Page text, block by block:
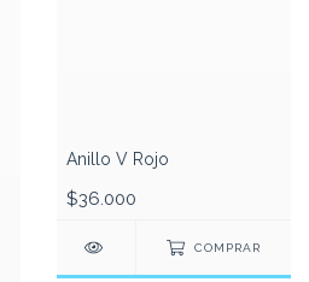
Anillo V Rojo
$36.000
COMPRAR